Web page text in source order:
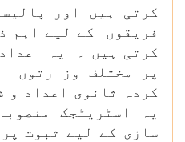
کرتی ہیں اور
فریقوں کے لیے اہم
کرتی ہیں ۔ یہ
پر مختلف وزارتوں
کردہ ثانوی اعداد و
یہ اسٹریٹجک
سازی کے لیے ثبوت